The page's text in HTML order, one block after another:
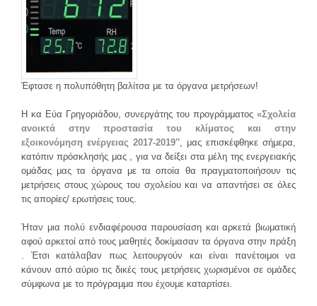
Έφτασε η πολυπόθητη βαλίτσα με τα όργανα μετρήσεων!
Η κα Εύα Γρηγοριάδου, συνεργάτης του προγράμματος «Σχολεία
ανοικτά στην προστασία του κλίματος και στην
εξοικονόμηση ενέργειας 2017-2019″, μας επισκέφθηκε σήμερα,
κατόπιν πρόσκλησής μας , για να δείξει στα μέλη της ενεργειακής
ομάδας μας τα όργανα με τα οποία θα πραγματοποιήσουν τις
μετρήσεις στους χώρους του σχολείου και να απαντήσει σε όλες
τις απορίες/ ερωτήσεις τους.
Ήταν μια πολύ ενδιαφέρουσα παρουσίαση και αρκετά βιωματική
αφού αρκετοί από τους μαθητές δοκίμασαν τα όργανα στην πράξη
. Έτσι κατάλαβαν πως λειτουργούν και είναι πανέτοιμοι να
κάνουν από αύριο τις δικές τους μετρήσεις χωρισμένοι σε ομάδες
σύμφωνα με το πρόγραμμα που έχουμε καταρτίσει.